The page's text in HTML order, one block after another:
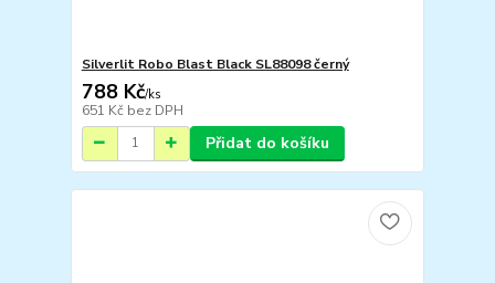
Silverlit Robo Blast Black SL88098 černý
788 Kč/ks
651 Kč bez DPH
Přidat do košíku